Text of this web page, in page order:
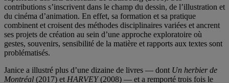
contributions s’inscrivent dans le champ du dessin, de l’illustration et
du cinéma d’animation. En effet, sa formation et sa pratique
combinent et croisent des méthodes disciplinaires variées et ancrent
ses projets de création au sein d’une approche exploratoire où
gestes, souvenirs, sensibilité de la matière et rapports aux textes sont
problématisés.
Janice a illustré plus d’une dizaine de livres — dont Un herbier de
Montréal (2017) et HARVEY(2008) — et a remporté trois fois le